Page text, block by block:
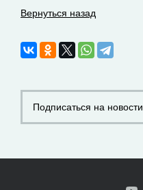
Вернуться назад
Подписаться на новости